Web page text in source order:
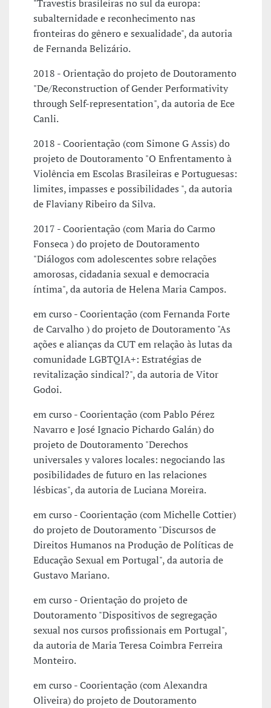
"Travestis brasileiras no sul da europa:
subalternidade e reconhecimento nas
fronteiras do gênero e sexualidade", da autoria
de Fernanda Belizário.
2018 - Orientação do projeto de Doutoramento
"De/Reconstruction of Gender Performativity
through Self-representation", da autoria de Ece
Canli.
2018 - Coorientação (com Simone G Assis) do
projeto de Doutoramento "O Enfrentamento à
Violência em Escolas Brasileiras e Portuguesas:
limites, impasses e possibilidades ", da autoria
de Flaviany Ribeiro da Silva.
2017 - Coorientação (com Maria do Carmo
Fonseca ) do projeto de Doutoramento
"Diálogos com adolescentes sobre relações
amorosas, cidadania sexual e democracia
íntima", da autoria de Helena Maria Campos.
em curso - Coorientação (com Fernanda Forte
de Carvalho ) do projeto de Doutoramento "As
ações e alianças da CUT em relação às lutas da
comunidade LGBTQIA+: Estratégias de
revitalização sindical?", da autoria de Vitor
Godoi.
em curso - Coorientação (com Pablo Pérez
Navarro e José Ignacio Pichardo Galán) do
projeto de Doutoramento "Derechos
universales y valores locales: negociando las
posibilidades de futuro en las relaciones
lésbicas", da autoria de Luciana Moreira.
em curso - Coorientação (com Michelle Cottier)
do projeto de Doutoramento "Discursos de
Direitos Humanos na Produção de Políticas de
Educação Sexual em Portugal", da autoria de
Gustavo Mariano.
em curso - Orientação do projeto de
Doutoramento "Dispositivos de segregação
sexual nos cursos profissionais em Portugal",
da autoria de Maria Teresa Coimbra Ferreira
Monteiro.
em curso - Coorientação (com Alexandra
Oliveira) do projeto de Doutoramento